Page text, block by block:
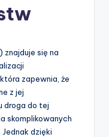
się na
zapewnia, że
z jej
droga do tej
skomplikowanych
dzięki